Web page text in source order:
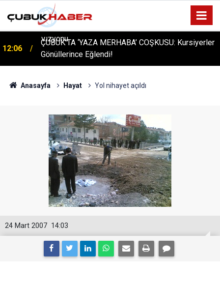
12:06
ÇUBUK’TA ‘YAZA MERHABA’ COŞKUSU: Kursiyerler
Gönüllerince Eğlendi!
Anasayfa Hayat Yol nihayet açıldı
14:03
24 Mart 2007